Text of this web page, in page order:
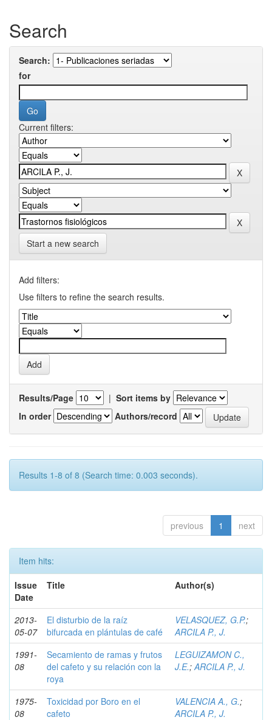
Search
Search:
for
Current filters:
Start a new search
Add filters:
Use filters to refine the search results.
Results/Page | Sort items by
In order
Authors/record
Results 1-8 of 8 (Search time: 0.003 seconds).
previous 1 next
Item hits:
Issue
Date
Title Author(s)
2013-
05-07
El disturbio de la raíz
bifurcada en plántulas de café
VELASQUEZ, G.P.;
ARCILA P., J.
1991-
08
Secamiento de ramas y frutos
del cafeto y su relación con la
roya
LEGUIZAMON C.,
J.E.;ARCILA P., J.
1975-
08
Toxicidad por Boro en el
cafeto
VALENCIA A., G.;
ARCILA P., J.